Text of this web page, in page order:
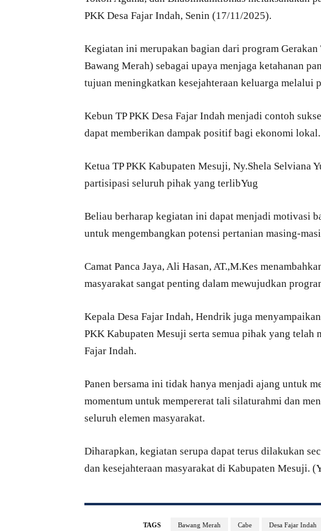
PKK Desa Fajar Indah, Senin (17/11/2025).
Kegiatan ini merupakan bagian dari program Gerakan
Bawang Merah) sebagai upaya menjaga ketahanan
tujuan meningkatkan kesejahteraan keluarga melalui
Kebun TP PKK Desa Fajar Indah menjadi contoh
dapat memberikan dampak positif bagi ekonomi lokal.
Ketua TP PKK Kabupaten Mesuji, Ny.Shela Selviana
partisipasi seluruh pihak yang terlibYug
Beliau berharap kegiatan ini dapat menjadi motivasi
untuk mengembangkan potensi pertanian masing-
Camat Panca Jaya, Ali Hasan, AT.,M.Kes
masyarakat sangat penting dalam mewujudkan
Kepala Desa Fajar Indah, Hendrik juga
PKK Kabupaten Mesuji serta semua pihak yang telah
Fajar Indah.
Panen bersama ini tidak hanya menjadi ajang untuk
momentum untuk mempererat tali silaturahmi dan
seluruh elemen masyarakat.
Diharapkan, kegiatan serupa dapat terus dilakukan
dan kesejahteraan masyarakat di Kabupaten Mesuji.
TAGS Bawang Merah Cabe Desa Fajar Indah